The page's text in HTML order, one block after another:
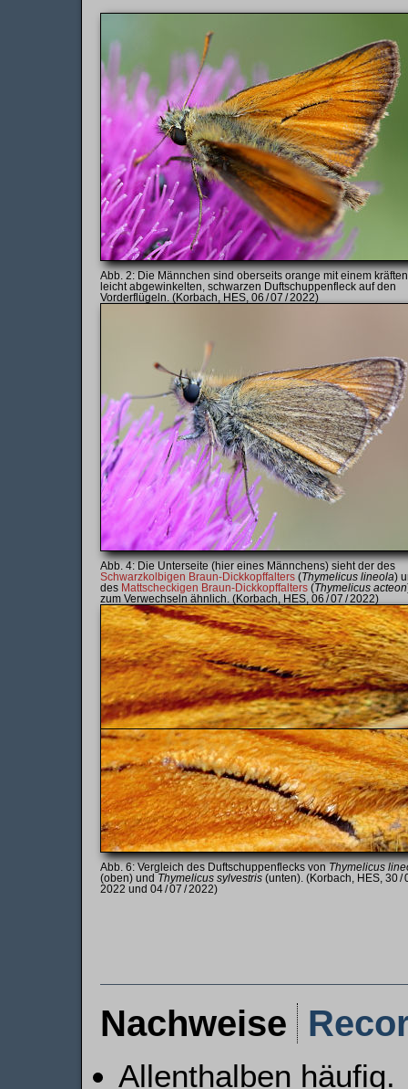
Die Männchen sind oberseits orange mit einem
leicht abgewinkelten, schwarzen Duft­schuppen­fleck auf den
Vorder­flügeln. (Korbach, HES, 06 / 07 / 2022)
Die Unterseite (hier eines Männchens) sieht der des
Schwarzkolbigen Braun-Dickkopffalters (Thymelicus lineola)
des Mattscheckigen Braun-Dickkopffalters (Thymelicus acteon
zum Verwechseln ähnlich. (Korbach, HES, 06 / 07 / 2022)
Vergleich des Duftschuppenflecks von Thymelicus
(oben) und Thymelicus sylvestris (unten). (Korbach, HES, 30 /
2022 und 04 / 07 / 2022)
Nachweise
Allenthalben häufig.